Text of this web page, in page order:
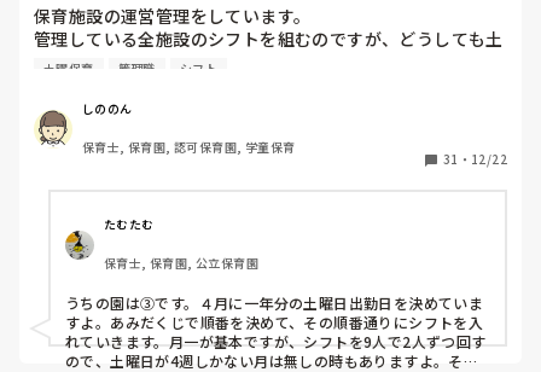
保育施設の運営管理をしています。
管理している全施設のシフトを組むのですが、どうしても土
曜保育だけは入れる方が少なく、いつも苦労しています。
て入職しているはずですが、いざ勤務が始まると一日も土曜
出勤が出来ない方ばかりです。
①土曜日の希望休は2日まで、と制限をかける
②毎月、必ず土曜保育に入ることのできる日を1日だけピッ
クアップしてもらう
③仮シフトが出た時、土曜出勤が難しければ自身で代わりの
人を交渉して見つけてもらう
上記のいずれかの対策を取り入れることを考えています。
土曜保育 管理職 シフト
しののん
保育士, 保育園, 認可保育園, 学童保育
31 ・ 12/22
たむたむ
保育士, 保育園, 公立保育園
うちの園は③です。４月に一年分の土曜日出勤日を決めていま
すよ。あみだくじで順番を決めて、その順番通りにシフトを入
れていきます。月一が基本ですが、シフトを9人で2人ずつ回す
ので、土曜日が4週しかない月は無しの時もありますよ。その